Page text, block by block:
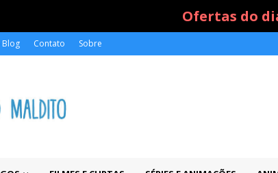
Ofertas do
Blog Contato Sobre